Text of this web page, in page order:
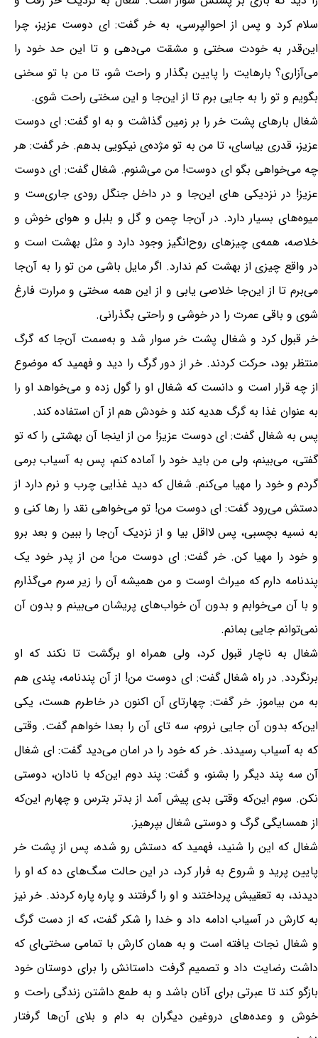
سلام کرد و پس از احوالپرسی، به خر گفت: ای دوست عزیز، چرا
این‌قدر به خودت سختی و مشقت می‌دهی و تا این حد خود را
می‌آزاری؟ بارهایت را پایین بگذار و راحت شو، تا من با تو سخنی
بگویم و تو را به جایی برم تا از این‌جا و این سختی راحت شوی.
شغال بارهای پشت خر را بر زمین گذاشت و به او گفت: ای دوست
عزیز، قدری بیاسای، تا من به تو مژده‌ی نیکویی بدهم. خر گفت: هر
چه می‌خواهی بگو ای دوست! من می‌شنوم. شغال گفت: ای دوست
عزیز! در نزدیکی های این‌جا و در داخل جنگل رودی جاری‌ست و
میوه‌های بسیار دارد. در آن‌جا چمن و گل و بلبل و هوای خوش و
خلاصه، همه‌ی چیزهای روح‌انگیز وجود دارد و مثل بهشت است و
در واقع چیزی از بهشت کم ندارد. اگر مایل باشی من تو را به آن‌جا
می‌برم تا از این‌جا خلاصی یابی و از این همه سختی و مرارت فارغ
شوی و باقی عمرت را در خوشی و راحتی بگذرانی.
خر قبول کرد و شغال پشت خر سوار شد و به‌سمت آن‌جا که گرگ
منتظر بود، حرکت کردند. خر از دور گرگ را دید و فهمید که موضوع
از چه قرار است و دانست که شغال او را گول زده و می‌خواهد او را
به عنوان غذا به گرگ هدیه کند و خودش هم از آن استفاده کند.
پس به شغال گفت: ای دوست عزیز! من از اینجا آن بهشتی را که تو
گفتی، می‌بینم، ولی من باید خود را آماده کنم، پس به آسیاب برمی
گردم و خود را مهیا می‌کنم. شغال که دید غذایی چرب و نرم دارد از
دستش می‌رود گفت: ای دوست من! تو می‌خواهی نقد را رها کنی و
به نسیه بچسبی، پس لااقل بیا و از نزدیک آن‌جا را ببین و بعد برو
و خود را مهیا کن. خر گفت: ای دوست من! من از پدر خود یک
پندنامه دارم که میراث اوست و من همیشه آن را زیر سرم می‌گذارم
و با آن می‌خوابم و بدون آن خواب‌های پریشان می‌بینم و بدون آن
نمی‌توانم جایی بمانم.
شغال به ناچار قبول کرد، ولی همراه او برگشت تا نکند که او
برنگردد. در راه شغال گفت: ای دوست من! از آن پندنامه، پندی هم
به من بیاموز. خر گفت: چهارتای آن اکنون در خاطرم هست، یکی
این‌که بدون آن جایی نروم، سه تای آن را بعدا خواهم گفت. وقتی
که به آسیاب رسیدند. خر که خود را در امان می‌دید گفت: ای شغال
آن سه پند دیگر را بشنو، و گفت: پند دوم این‌که با نادان، دوستی
نکن. سوم این‌که وقتی بدی پیش آمد از بدتر بترس و چهارم این‌که
از همسایگی گرگ و دوستی شغال بپرهیز.
شغال که این را شنید، فهمید که دستش رو شده، پس از پشت خر
پایین پرید و شروع به فرار کرد، در این حالت سگ‌های ده که او را
دیدند، به تعقیبش پرداختند و او را گرفتند و پاره پاره کردند. خر نیز
به کارش در آسیاب ادامه داد و خدا را شکر گفت، که از دست گرگ
و شغال نجات یافته است و به همان کارش با تمامی سختی‌ای که
داشت رضایت داد و تصمیم گرفت داستانش را برای دوستان خود
بازگو کند تا عبرتی برای آنان باشد و به طمع داشتن زندگی راحت و
خوش و وعده‌های دروغین دیگران به دام و بلای آن‌ها گرفتار